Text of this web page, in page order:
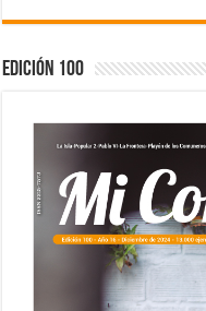
Edición 100